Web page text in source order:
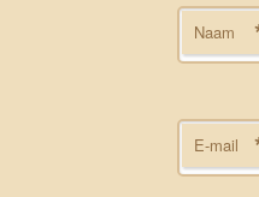
Naam
E-mail